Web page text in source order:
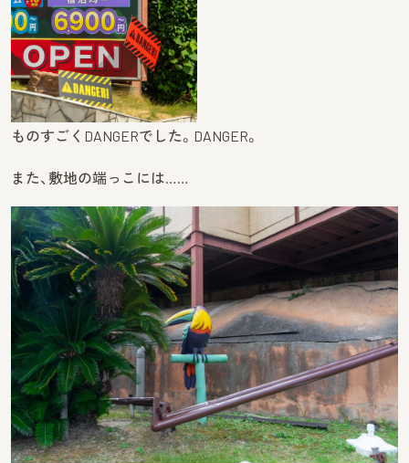
ものすごくDANGERでした。DANGER。
また、敷地の端っこには……